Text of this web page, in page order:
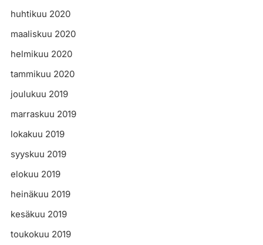
huhtikuu 2020
maaliskuu 2020
helmikuu 2020
tammikuu 2020
joulukuu 2019
marraskuu 2019
lokakuu 2019
syyskuu 2019
elokuu 2019
heinäkuu 2019
kesäkuu 2019
toukokuu 2019